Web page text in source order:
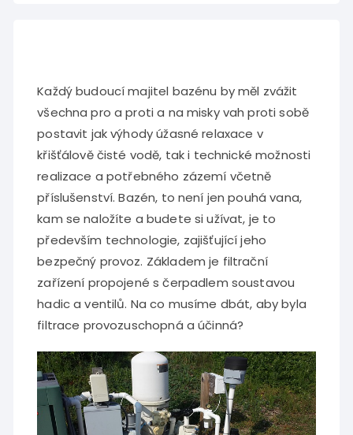
Každý budoucí majitel bazénu by měl zvážit
všechna pro a proti a na misky vah proti sobě
postavit jak výhody úžasné relaxace v
křišťálově čisté vodě, tak i technické možnosti
realizace a potřebného zázemí včetně
příslušenství. Bazén, to není jen pouhá vana,
kam se naložíte a budete si užívat, je to
především technologie, zajišťující jeho
bezpečný provoz. Základem je filtrační
zařízení propojené s čerpadlem soustavou
hadic a ventilů. Na co musíme dbát, aby byla
filtrace provozuschopná a účinná?